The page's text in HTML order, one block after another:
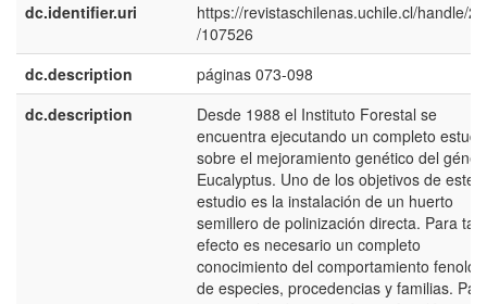
dc.identifier.uri
https://revistaschilenas.uchile.cl/handle/
/107526
dc.description
páginas 073-098
dc.description
Desde 1988 el Instituto Forestal se
encuentra ejecutando un completo
sobre el mejoramiento genético del
Eucalyptus. Uno de los objetivos de este
estudio es la instalación de un huerto
semillero de polinización directa. Para tal
efecto es necesario un completo
conocimiento del comportamiento
de especies, procedencias y familias.